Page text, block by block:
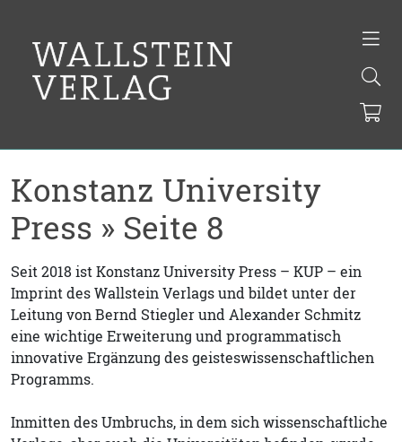
Konstanz University
Press » Seite 8
Seit 2018 ist Konstanz University Press – KUP – ein
Imprint des Wallstein Verlags und bildet unter der
Leitung von Bernd Stiegler und Alexander Schmitz
eine wichtige Erweiterung und programmatisch
innovative Ergänzung des geisteswissenschaftlichen
Programms.
Inmitten des Umbruchs, in dem sich wissenschaftliche